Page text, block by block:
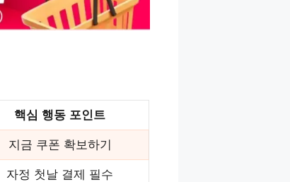
핵심 행동 포인트
지금 쿠폰 확보하기
자정 첫날 결제 필수